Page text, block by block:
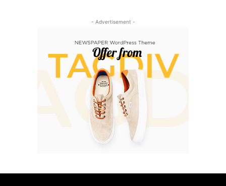
- Advertisement -